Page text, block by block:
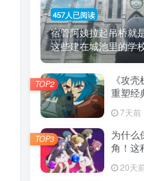
457人已阅读
宿管阿姨拉起吊桥就
这些建在城池里的学
《攻
重塑经
7天前
TOP2
为什么
角！这
们的生
20天
TOP3